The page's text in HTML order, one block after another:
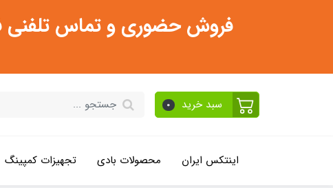
فروش حضوری و تماس تلفنی فقط از ساعت 11:30 صبح تا 2 عصر
سبد خرید 0
اینتکس ایران محصولات بادی تجهیزات کمپینگ